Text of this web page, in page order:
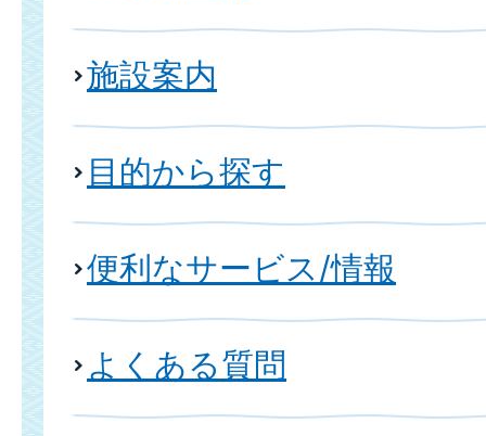
施設案内
目的から探す
便利なサービス/情報
よくある質問